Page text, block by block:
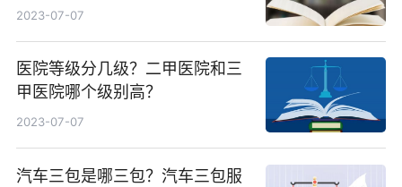
2023-07-07
医院等级分几级？二甲医院和三
甲医院哪个级别高？
2023-07-07
汽车三包是哪三包？汽车三包服